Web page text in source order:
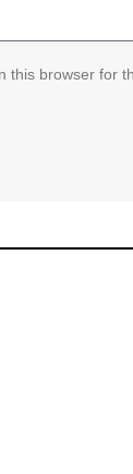
this browser for